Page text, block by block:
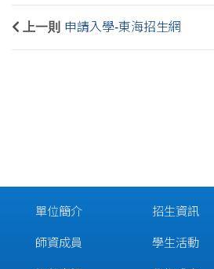
上一則 申請入學-東海招生網
單位簡介
師資成員
招生資訊
學生活動